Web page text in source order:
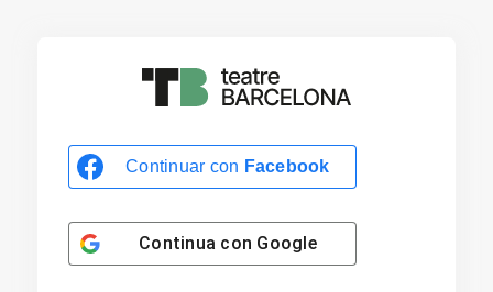
Continuar con Facebook
Continua con Google